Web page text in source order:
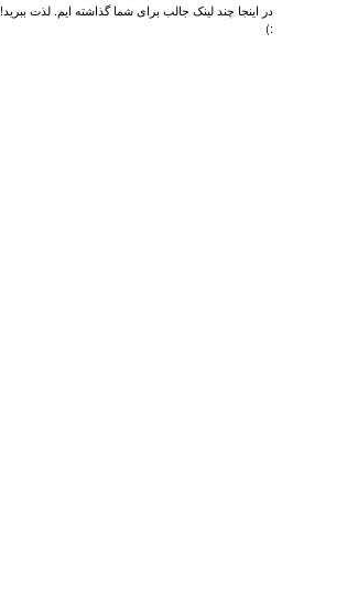
در اینجا چند لینک جالب برای شما گذاشته ایم. لذت ببرید!
:)